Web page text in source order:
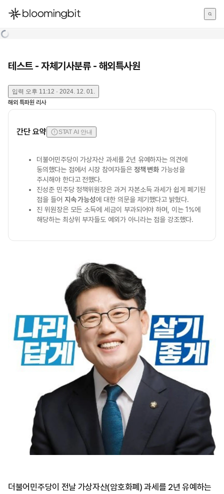
한국어
테스트 - 자체기사분류 - 해외특사원
입력 오후 11:12 · 2024. 12. 01.
해외 특파원 리사
간단 요약 STAT AI 안내
더불어민주당이 가상자산 과세를 2년 유예하자는 의견에
동의했다는 점에서 시장 참여자들은 정책 변화 가능성을
주시해야 한다고 전했다.
진성준 민주당 정책위원장은 과거 자본소득 과세가 쉽게 폐기된
점을 들어 지속 가능성에 대한 의문을 제기했다고 밝혔다.
진 위원장은 모든 소득에 세금이 부과되어야 하며, 이는 1%에
해당하는 최상위 부자들도 예외가 아니라는 점을 강조했다.
더불어민주당이 전날 가상자산(암호화폐) 과세를 2년 유예하는